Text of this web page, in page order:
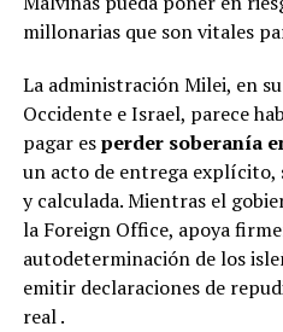
millonarias que son vitales
La administración Milei, en
Occidente e Israel, parece
pagar esperder soberanía
un acto de entrega explícito,
y calculada. Mientras el
la Foreign Office, apoya
autodeterminación de los
emitir declaraciones de
real.